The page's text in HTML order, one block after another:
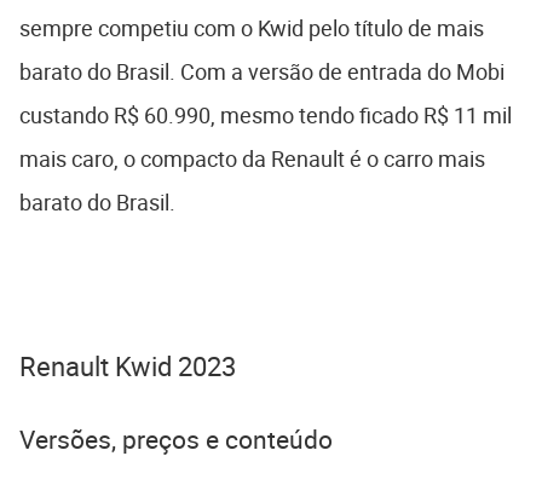
sempre competiu com o Kwid pelo título de mais
barato do Brasil. Com a versão de entrada do Mobi
custando R$ 60.990, mesmo tendo ficado R$ 11 mil
mais caro, o compacto da Renault é o carro mais
barato do Brasil.
Renault Kwid 2023
Versões, preços e conteúdo